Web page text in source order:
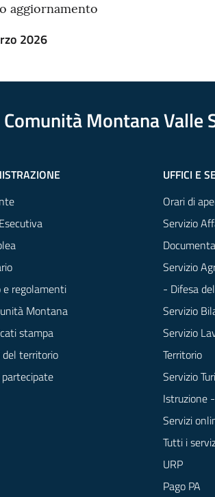
aggiornamento
2026
Comunità Montana Valle
regolamenti
Montana
stampa
del territorio
UFFICI E
Orari di
Servizio
Servizio
- Difesa
Servizio
Servizio
Territorio
Servizio
Istruzione
Servizi
Tutti i
URP
Pago PA